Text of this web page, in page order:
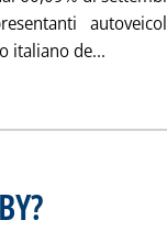
italiano de...
. Pubblicata mercoledì